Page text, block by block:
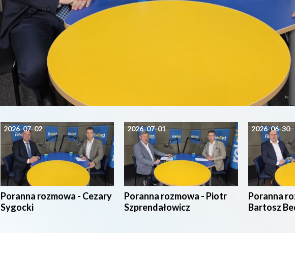
2026-07-02
Poranna rozmowa - Cezary
Sygocki
2026-07-01
Poranna rozmowa - Piotr
Szprendałowicz
2026-06-30
Poranna
Bartosz